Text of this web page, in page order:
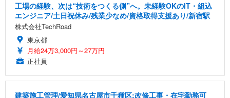
工場の経験、次は“技術をつくる側”へ。未経験OKのIT・組込
エンジニア/土日祝休み/残業少なめ/資格取得支援あり/新宿駅
株式会社TechRoad
東京都
月給24万3,000円～27万円
正社員
建築施工管理/愛知県名古屋市千種区:改修工事・在宅勤務可